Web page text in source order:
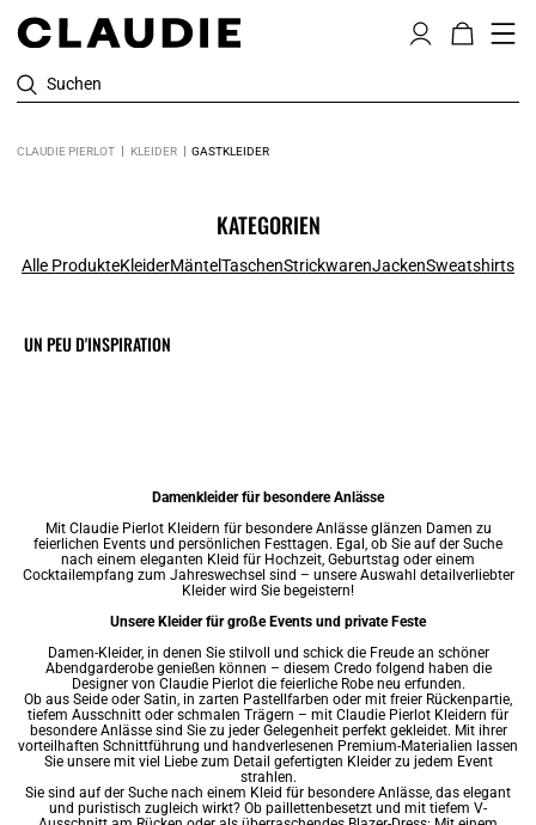
Suchen
CLAUDIE PIERLOT KLEIDER GASTKLEIDER
KATEGORIEN
Alle ProdukteKleiderMäntelTaschenStrickwarenJackenSweatshirts
UN PEU D'INSPIRATION
Damenkleider für besondere Anlässe
Mit Claudie Pierlot Kleidern für besondere Anlässe glänzen Damen zu
feierlichen Events und persönlichen Festtagen. Egal, ob Sie auf der Suche
nach einem eleganten Kleid für Hochzeit, Geburtstag oder einem
Cocktailempfang zum Jahreswechsel sind – unsere Auswahl detailverliebter
Kleider wird Sie begeistern!
Unsere Kleider für große Events und private Feste
Damen-Kleider, in denen Sie stilvoll und schick die Freude an schöner
Abendgarderobe genießen können – diesem Credo folgend haben die
Designer von Claudie Pierlot die feierliche Robe neu erfunden.
Ob aus Seide oder Satin, in zarten Pastellfarben oder mit freier Rückenpartie,
tiefem Ausschnitt oder schmalen Trägern – mit Claudie Pierlot Kleidern für
besondere Anlässe sind Sie zu jeder Gelegenheit perfekt gekleidet. Mit ihrer
vorteilhaften Schnittführung und handverlesenen Premium-Materialien lassen
Sie unsere mit viel Liebe zum Detail gefertigten Kleider zu jedem Event
strahlen.
Sie sind auf der Suche nach einem Kleid für besondere Anlässe, das elegant
und puristisch zugleich wirkt? Ob paillettenbesetzt und mit tiefem V-